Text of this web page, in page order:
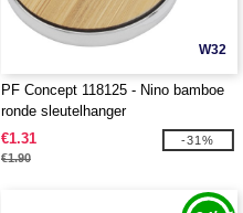
W32
PF Concept 118125 - Nino bamboe
ronde sleutelhanger
€1.31
€1.90
-31%